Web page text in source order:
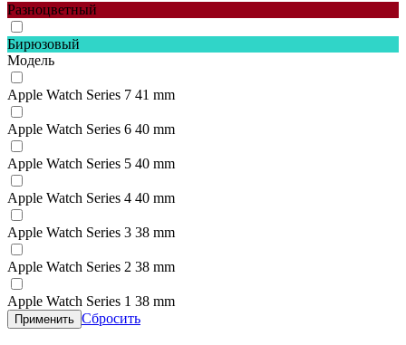
Разноцветный
Бирюзовый
Модель
Apple Watch Series 7 41 mm
Apple Watch Series 6 40 mm
Apple Watch Series 5 40 mm
Apple Watch Series 4 40 mm
Apple Watch Series 3 38 mm
Apple Watch Series 2 38 mm
Apple Watch Series 1 38 mm
Применить Сбросить